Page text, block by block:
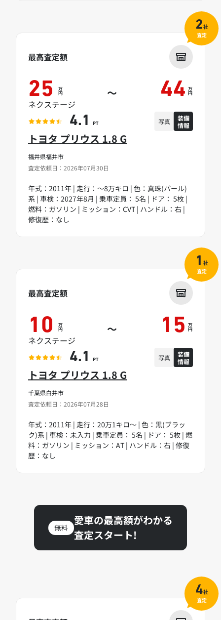
福井県福井市
査定依頼日：2026年07月30日
トヨタ プリウス 1.8 G
年式：2011年 | 走行：～8万キロ | 色：真珠(パール)
系 | 車検：2027年8月 | 乗車定員： 5名 | ドア： 5枚 |
燃料：ガソリン | ミッション：CVT | ハンドル：右 |
修復歴：なし
最高査定額
25 万
円 ～ 44 万
円
ネクステージ
4.1 PT 写真
装備
情報
2社
査定
千葉県白井市
査定依頼日：2026年07月28日
トヨタ プリウス 1.8 G
年式：2011年 | 走行：20万1キロ～ | 色：黒(ブラッ
ク)系 | 車検：未入力 | 乗車定員： 5名 | ドア： 5枚 | 燃
料：ガソリン | ミッション：AT | ハンドル：右 | 修復
歴：なし
最高査定額
10 万
円 ～ 15 万
円
ネクステージ
4.1 PT 写真
装備
情報
1 社
査定
無料
愛車の最高額がわかる
査定スタート!
4社
査定